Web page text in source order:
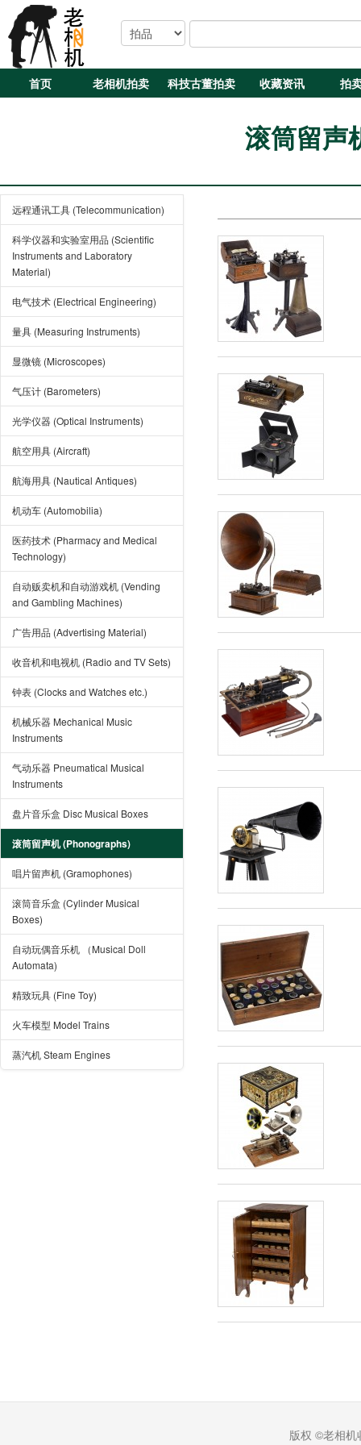
首页 老相机拍卖 科技古董拍卖 收藏资讯 拍
滚筒留声
远程通讯工具 (Telecommunication)
科学仪器和实验室用品 (Scientific
Instruments and Laboratory
Material)
电气技术 (Electrical Engineering)
量具 (Measuring Instruments)
显微镜 (Microscopes)
气压计 (Barometers)
光学仪器 (Optical Instruments)
航空用具 (Aircraft)
航海用具 (Nautical Antiques)
机动车 (Automobilia)
医药技术 (Pharmacy and Medical
Technology)
自动贩卖机和自动游戏机 (Vending
and Gambling Machines)
广告用品 (Advertising Material)
收音机和电视机 (Radio and TV Sets)
钟表 (Clocks and Watches etc.)
机械乐器 Mechanical Music
Instruments
气动乐器 Pneumatical Musical
Instruments
盘片音乐盒 Disc Musical Boxes
滚筒留声机 (Phonographs)
唱片留声机 (Gramophones)
滚筒音乐盒 (Cylinder Musical
Boxes)
自动玩偶音乐机 （Musical Doll
Automata)
精致玩具 (Fine Toy)
火车模型 Model Trains
蒸汽机 Steam Engines
版权 ©老相